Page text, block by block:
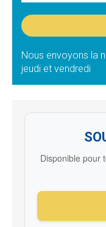
Nous envoyons la
jeudi et vendredi
Disponible pour